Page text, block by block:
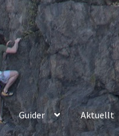
Guider Aktuellt